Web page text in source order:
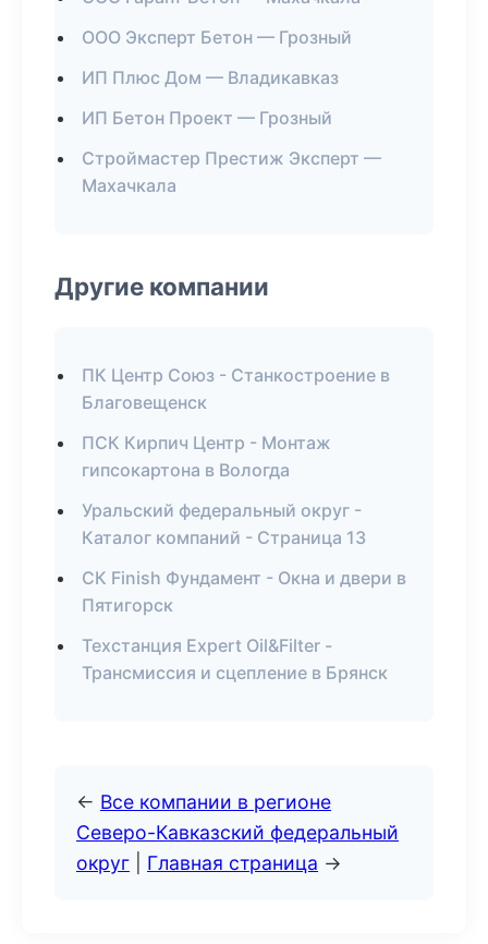
ООО Эксперт Бетон — Грозный
ИП Плюс Дом — Владикавказ
ИП Бетон Проект — Грозный
Строймастер Престиж Эксперт —
Махачкала
Другие компании
ПК Центр Союз - Станкостроение в
Благовещенск
ПСК Кирпич Центр - Монтаж
гипсокартона в Вологда
Уральский федеральный округ -
Каталог компаний - Страница 13
СК Finish Фундамент - Окна и двери в
Пятигорск
Техстанция Expert Oil&Filter -
Трансмиссия и сцепление в Брянск
← Все компании в регионе
Северо-Кавказский федеральный
округ
Главная страница →